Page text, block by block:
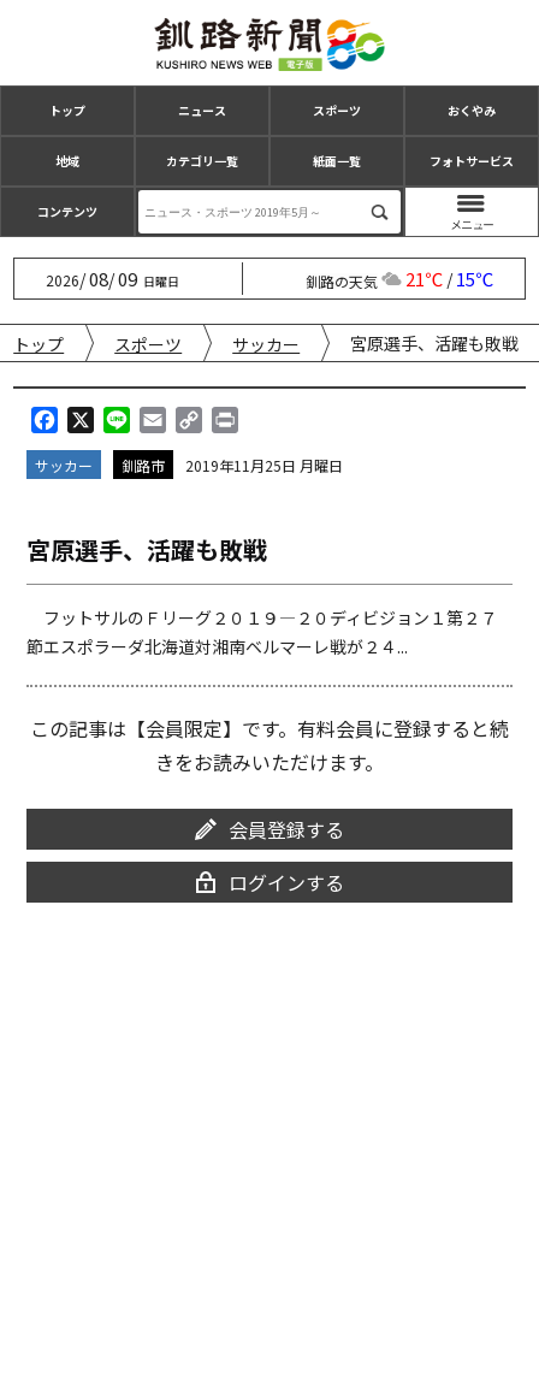
トップ ニュース スポーツ おくやみ
地域 カテゴリ一覧 紙面一覧 フォトサービス
コンテンツ
2026/08/09 日曜日 釧路の天気 21℃/15℃
トップ スポーツ サッカー 宮原選手、活躍も敗戦
a
c
o
o
k
i
n
m
a
p
i
n
k
i
サッカー 釧路市 2019年11月25日 月曜日
宮原選手、活躍も敗戦
フットサルのＦリーグ２０１９―２０ディビジョン１第２７
節エスポラーダ北海道対湘南ベルマーレ戦が２４...
この記事は【会員限定】です。有料会員に登録すると続
きをお読みいただけます。
会員登録する
ログインする